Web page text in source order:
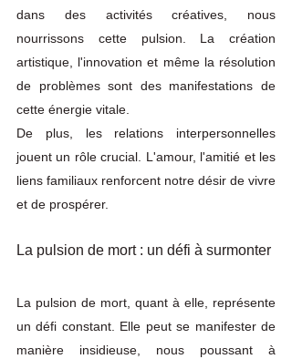
dans des activités créatives, nous
nourrissons cette pulsion. La création
artistique, l'innovation et même la résolution
de problèmes sont des manifestations de
cette énergie vitale.
De plus, les relations interpersonnelles
jouent un rôle crucial. L'amour, l'amitié et les
liens familiaux renforcent notre désir de vivre
et de prospérer.
La pulsion de mort : un défi à surmonter
La pulsion de mort, quant à elle, représente
un défi constant. Elle peut se manifester de
manière insidieuse, nous poussant à